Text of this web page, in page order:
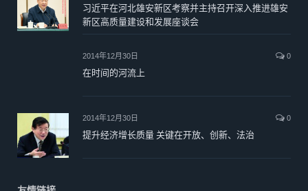
习近平在河北雄安新区考察并主持召开深入推进雄安
新区高质量建设和发展座谈会
2014年12月30日 0
在时间的河流上
2014年12月30日 0
提升经济增长质量 关键在开放、创新、法治